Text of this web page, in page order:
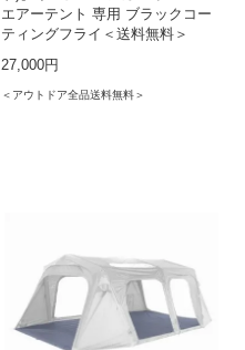
エアーテント 専用 ブラックコー
ティングフライ＜送料無料＞
27,000円
＜アウトドア全品送料無料＞